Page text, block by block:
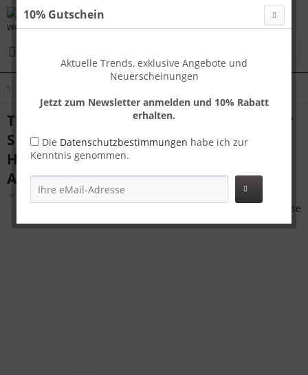
Travelhouse London Handgepäck Koffer
S Rot 55 x 37 x 23 cm | Polycarbonat-
Hartschale | TSA-Schloss,
Aluminiumrahmen
10% Gutschein
Aktuelle Trends, exklusive Angebote und
Neuerscheinungen
Jetzt zum Newsletter anmelden und 10% Rabatt
erhalten.
Die Datenschutzbestimmungen habe ich zur
Kenntnis genommen.